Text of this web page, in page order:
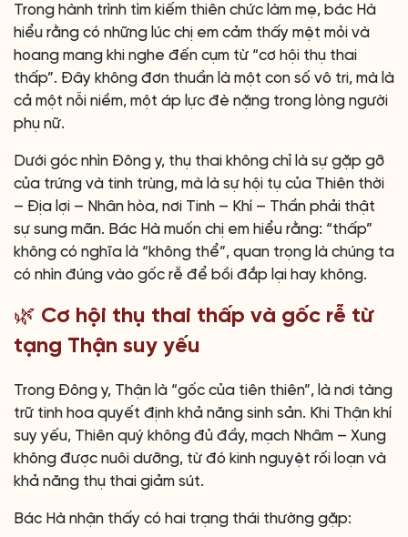
Trong hành trình tìm kiếm thiên chức làm mẹ, bác Hà
hiểu rằng có những lúc chị em cảm thấy mệt mỏi và
hoang mang khi nghe đến cụm từ “cơ hội thụ thai
thấp”. Đây không đơn thuần là một con số vô tri, mà là
cả một nỗi niềm, một áp lực đè nặng trong lòng người
phụ nữ.
Dưới góc nhìn Đông y, thụ thai không chỉ là sự gặp gỡ
của trứng và tinh trùng, mà là sự hội tụ của Thiên thời
– Địa lợi – Nhân hòa, nơi Tinh – Khí – Thần phải thật
sự sung mãn. Bác Hà muốn chị em hiểu rằng: “thấp”
không có nghĩa là “không thể”, quan trọng là chúng ta
có nhìn đúng vào gốc rễ để bồi đắp lại hay không.
🌿 Cơ hội thụ thai thấp và gốc rễ từ
tạng Thận suy yếu
Trong Đông y, Thận là “gốc của tiên thiên”, là nơi tàng
trữ tinh hoa quyết định khả năng sinh sản. Khi Thận khí
suy yếu, Thiên quý không đủ đầy, mạch Nhâm – Xung
không được nuôi dưỡng, từ đó kinh nguyệt rối loạn và
khả năng thụ thai giảm sút.
Bác Hà nhận thấy có hai trạng thái thường gặp: